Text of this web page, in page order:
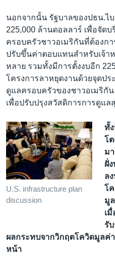
นอกจากนั้น รัฐบาลของปธน.ไ
225,000 ล้านดอลลาร์ เพื่อจัด
ครอบครัวชาวอเมริกันที่ต้องก
ปรับขึ้นค่าตอบแทนสำหรับเจ้า
หลาย รวมทั้งมีการตั้งงบอีก
โครงการลาหยุดงานด้วยจุดป
ดูแลครอบครัวของชาวอเมริกั
เพื่อปรับปรุงสวัสดิการการดูแล
U.S. infrastructure plan
discussion
ทั้
โ
ม
ฝั่
ล
โ
มู
เ
รั
ผลกระทบจากวิกฤตโควิดมูลค่
หน้า